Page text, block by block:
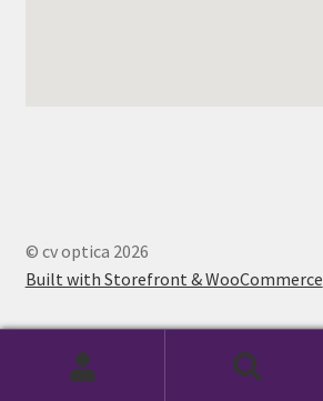
© cv optica 2026
Built with Storefront & WooCommerce